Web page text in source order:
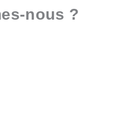
nous ?